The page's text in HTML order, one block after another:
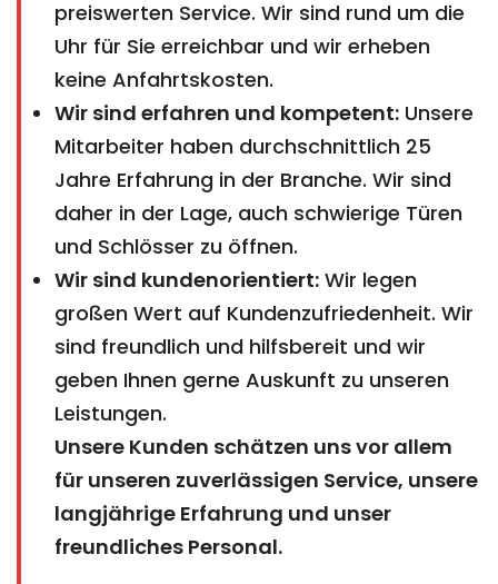
preiswerten Service. Wir sind rund um die
Uhr für Sie erreichbar und wir erheben
keine Anfahrtskosten.
Wir sind erfahren und kompetent: Unsere
Mitarbeiter haben durchschnittlich 25
Jahre Erfahrung in der Branche. Wir sind
daher in der Lage, auch schwierige Türen
und Schlösser zu öffnen.
Wir sind kundenorientiert: Wir legen
großen Wert auf Kundenzufriedenheit. Wir
sind freundlich und hilfsbereit und wir
geben Ihnen gerne Auskunft zu unseren
Leistungen.
Unsere Kunden schätzen uns vor allem
für unseren zuverlässigen Service, unsere
langjährige Erfahrung und unser
freundliches Personal.